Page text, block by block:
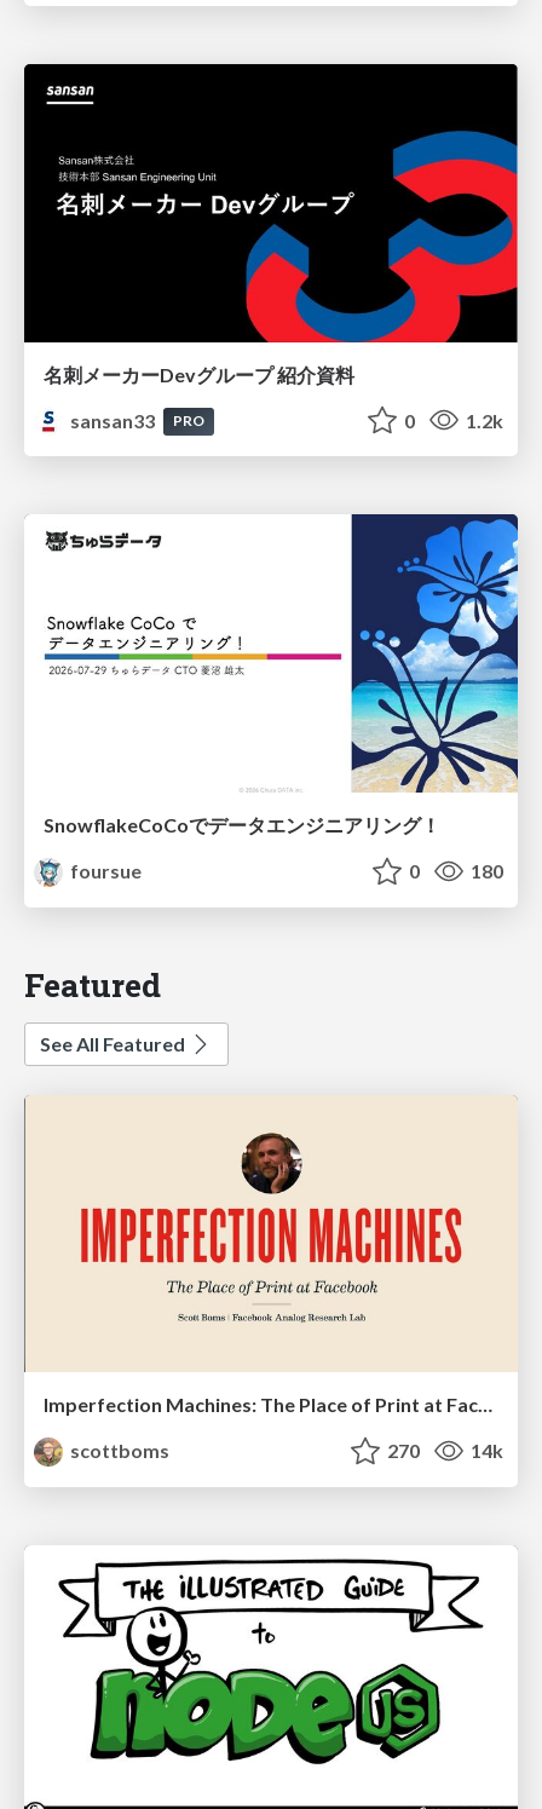
名刺メーカーDevグループ 紹介資料
sansan33
PRO 0 1.2k
SnowflakeCoCoでデータエンジニアリング！
foursue
0 180
Featured
See All Featured
Imperfection Machines: The Place of Print at Facebook
scottboms
270 14k